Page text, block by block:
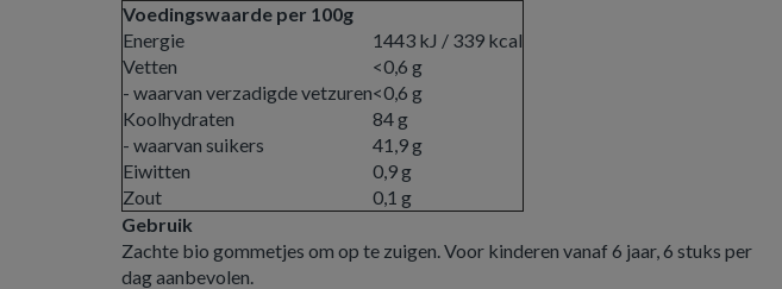
Voedingswaarde per 100g
Energie
1443 kJ / 339 kcal
Vetten
- waarvan verzadigde vetzuren
<0,6 g
<0,6 g
Koolhydraten
- waarvan suikers
84 g
41,9 g
Eiwitten
0,9 g
Zout
0,1 g
Gebruik
Zachte bio gommetjes om op te zuigen. Voor kinderen vanaf 6 jaar, 6 stuks per
dag aanbevolen.